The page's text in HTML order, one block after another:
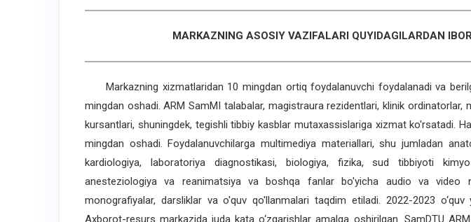
MARKAZNING ASOSIY VAZIFALARI QUYIDAGILARDAN
Markazning xizmatlaridan 10 mingdan ortiq foydalanuvchi foydalanadi va
mingdan oshadi. ARM SamMI talabalar, magistraura rezidentlari, klinik ordinatorlar,
kursantlari, shuningdek, tegishli tibbiy kasblar mutaxassislariga xizmat ko'rsatadi.
mingdan oshadi. Foydalanuvchilarga multimediya materiallari, shu jumladan
kardiologiya, laboratoriya diagnostikasi, biologiya, fizika, sud tibbiyoti
anesteziologiya va reanimatsiya va boshqa fanlar bo'yicha audio va video
monografiyalar, darsliklar va o'quv qo'llanmalari taqdim etiladi. 2022-2023 o‘quv
Axborot-resurs markazida juda kata o‘zgarishlar amalga oshirilgan. SamDTU